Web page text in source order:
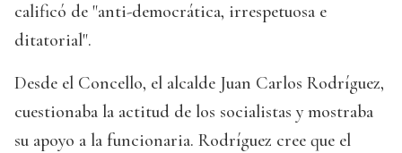
calificó de "anti-democrática, irrespetuosa e
ditatorial".
Desde el Concello, el alcalde Juan Carlos Rodríguez,
cuestionaba la actitud de los socialistas y mostraba
su apoyo a la funcionaria. Rodríguez cree que el